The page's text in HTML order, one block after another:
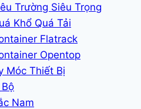
Trường Siêu Trọng
Khổ Quá Tải
Flatrack
Opentop
Móc Thiết Bị
Nam